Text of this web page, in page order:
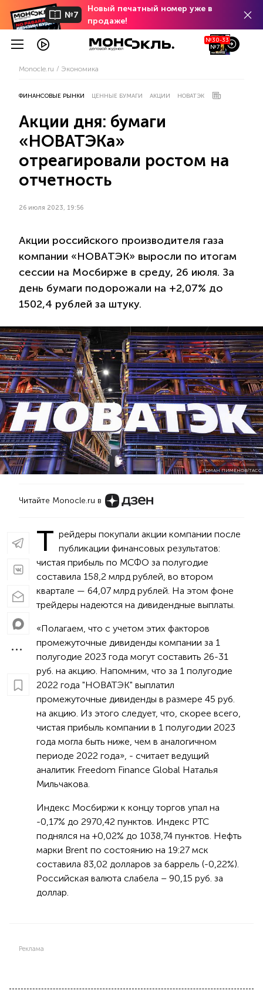
№7
Новый печатный номер уже в
продаже!
№30-33
№7
Monocle.ru Экономика
ФИНАНСОВЫЕ РЫНКИ ЦЕННЫЕ БУМАГИ АКЦИИ НОВАТЭК
Акции дня: бумаги
«НОВАТЭКа»
отреагировали ростом на
отчетность
26 июля 2023, 19:56
Акции российского производителя газа
компании «НОВАТЭК» выросли по итогам
сессии на Мосбирже в среду, 26 июля. За
день бумаги подорожали на +2,07% до
1502,4 рублей за штуку.
РОМАН ПИМЕНОВ/ТАСС
Читайте Monocle.ru в
Т рейдеры покупали акции компании после
публикации финансовых результатов:
чистая прибыль по МСФО за полугодие
составила 158,2 млрд рублей, во втором
квартале — 64,07 млрд рублей. На этом фоне
трейдеры надеются на дивидендные выплаты.
«Полагаем, что с учетом этих факторов
промежуточные дивиденды компании за 1
полугодие 2023 года могут составить 26-31
руб. на акцию. Напомним, что за 1 полугодие
2022 года "НОВАТЭК" выплатил
промежуточные дивиденды в размере 45 руб.
на акцию. Из этого следует, что, скорее всего,
чистая прибыль компании в 1 полугодии 2023
года могла быть ниже, чем в аналогичном
периоде 2022 года», - считает ведущий
аналитик Freedom Finance Global Наталья
Мильчакова.
Индекс Мосбиржи к концу торгов упал на
-0,17% до 2970,42 пунктов. Индекс РТС
поднялся на +0,02% до 1038,74 пунктов. Нефть
марки Brent по состоянию на 19:27 мск
составила 83,02 долларов за баррель (-0,22%).
Российская валюта слабела – 90,15 руб. за
доллар.
Реклама